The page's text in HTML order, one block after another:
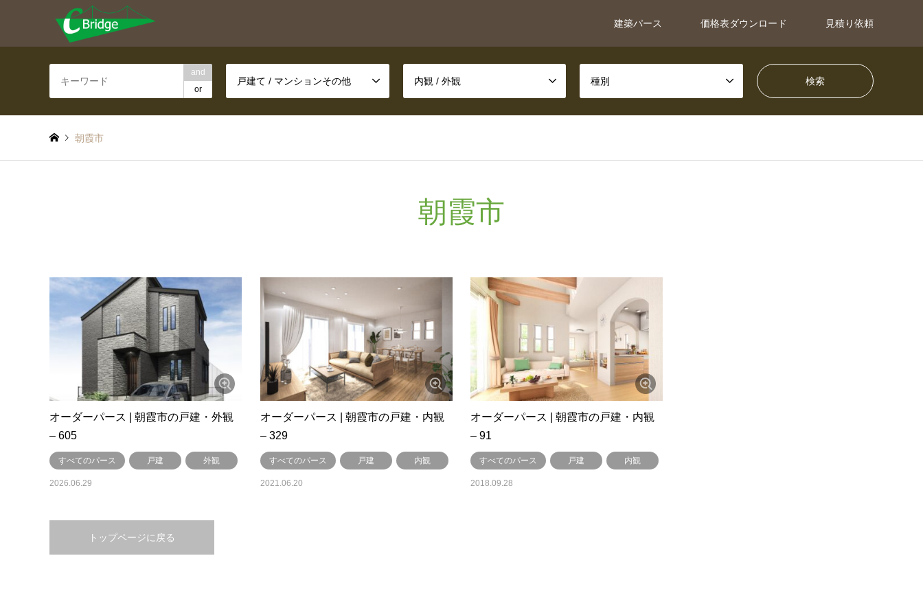
建築パース 価格表ダウンロード 見積り依頼
and
or
戸建て / マンションその他 内観 / 外観 種別
朝霞市
朝霞市
オーダーパース | 朝霞市の戸建・外観
– 605
すべてのパース 戸建 外観
2026.06.29
オーダーパース | 朝霞市の戸建・内観
– 329
すべてのパース 戸建 内観
2021.06.20
オーダーパース | 朝霞市の戸建・内観
– 91
すべてのパース 戸建 内観
2018.09.28
トップページに戻る